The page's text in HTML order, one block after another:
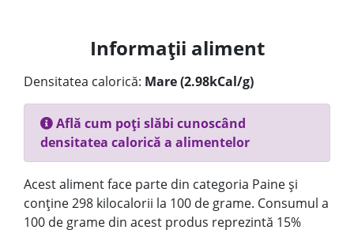
Informații aliment
Densitatea calorică: Mare (2.98kCal/g)
Află cum poți slăbi cunoscând
densitatea calorică a alimentelor
Acest aliment face parte din categoria Paine și
conține 298 kilocalorii la 100 de grame. Consumul a
100 de grame din acest produs reprezintă 15%